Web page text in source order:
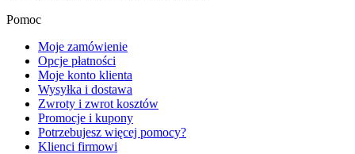
Pomoc
Moje zamówienie
Opcje płatności
Moje konto klienta
Wysyłka i dostawa
Zwroty i zwrot kosztów
Promocje i kupony
Potrzebujesz więcej pomocy?
Klienci firmowi